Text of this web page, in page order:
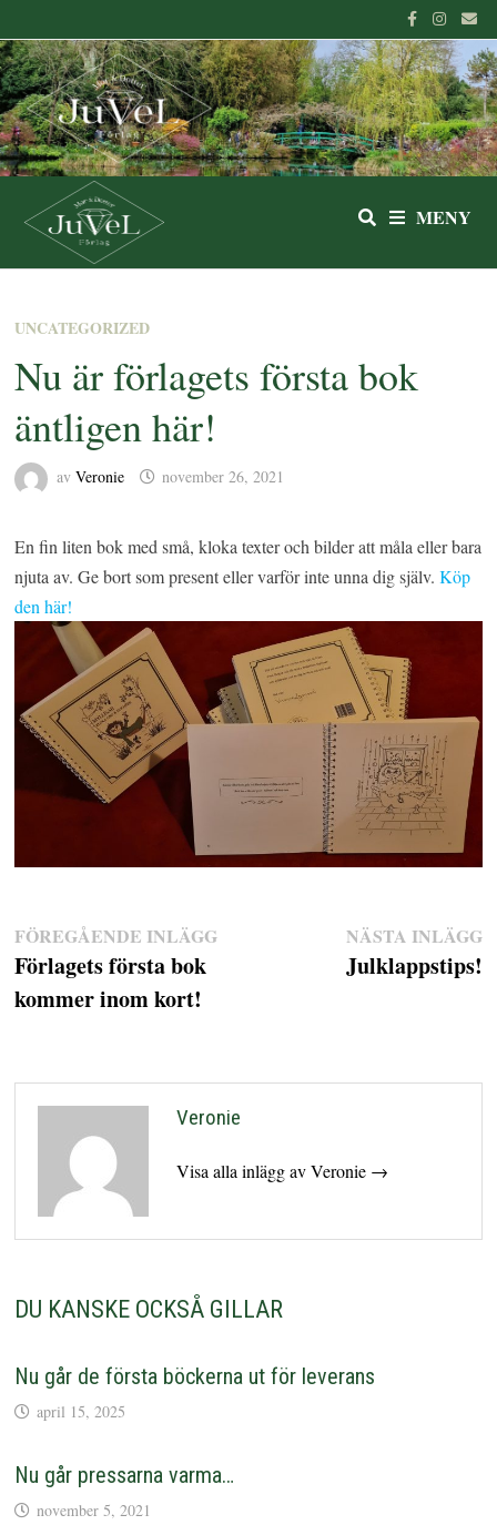
till
innehåll
MENY
UNCATEGORIZED
Nu är förlagets första bok
äntligen här!
av Veronie november 26, 2021
En fin liten bok med små, kloka texter och bilder att måla eller bara
njuta av. Ge bort som present eller varför inte unna dig själv. Köp
den här!
Inläggsnavigering
FÖREGÅENDE INLÄGGFöregående
Förlagets första bok
kommer inom kort!
NÄSTA INLÄGG
Julklappstips!
Veronie
Visa alla inlägg av Veronie →
DU KANSKE OCKSÅ GILLAR
Nu går de första böckerna ut för leverans
april 15, 2025
Nu går pressarna varma…
november 5, 2021